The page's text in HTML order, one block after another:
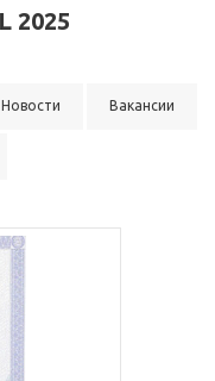
2025
Новости Вакансии